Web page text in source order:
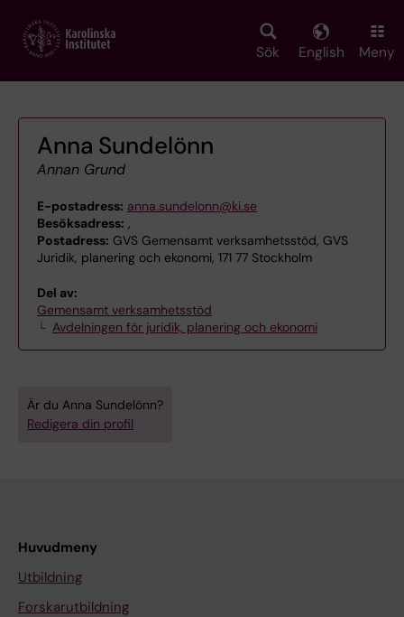
main
Sök English Meny
Anna Sundelönn
Annan Grund
E-postadress: anna.sundelonn@ki.se
Besöksadress: ,
Postadress: GVS Gemensamt verksamhetsstöd, GVS
Juridik, planering och ekonomi, 171 77 Stockholm
Del av:
Gemensamt verksamhetsstöd
Avdelningen för juridik, planering och ekonomi
Är du Anna Sundelönn?
Redigera din profil
Huvudmeny
Utbildning
Forskarutbildning